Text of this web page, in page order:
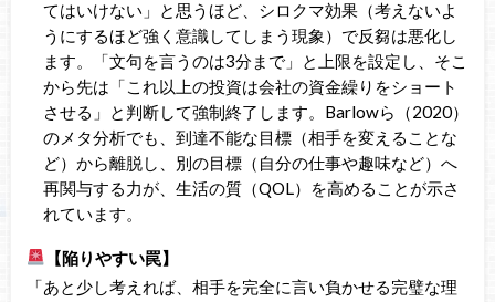
てはいけない」と思うほど、シロクマ効果（考えないよ
うにするほど強く意識してしまう現象）で反芻は悪化し
ます。「文句を言うのは3分まで」と上限を設定し、そこ
から先は「これ以上の投資は会社の資金繰りをショート
させる」と判断して強制終了します。Barlowら（2020）
のメタ分析でも、到達不能な目標（相手を変えることな
ど）から離脱し、別の目標（自分の仕事や趣味など）へ
再関与する力が、生活の質（QOL）を高めることが示さ
れています。
【陥りやすい罠】
「あと少し考えれば、相手を完全に言い負かせる完璧な理